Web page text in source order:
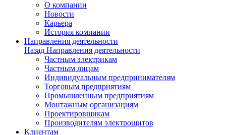
О компании
Новости
Карьера
История компании
Направления деятельности
Назад Направления деятельности
Частным электрикам
Частным лицам
Индивидуальным предпринимателям
Торговым предприятиям
Промышленным предприятиям
Монтажным организациям
Проектировщикам
Производителям электрощитов
Клиентам